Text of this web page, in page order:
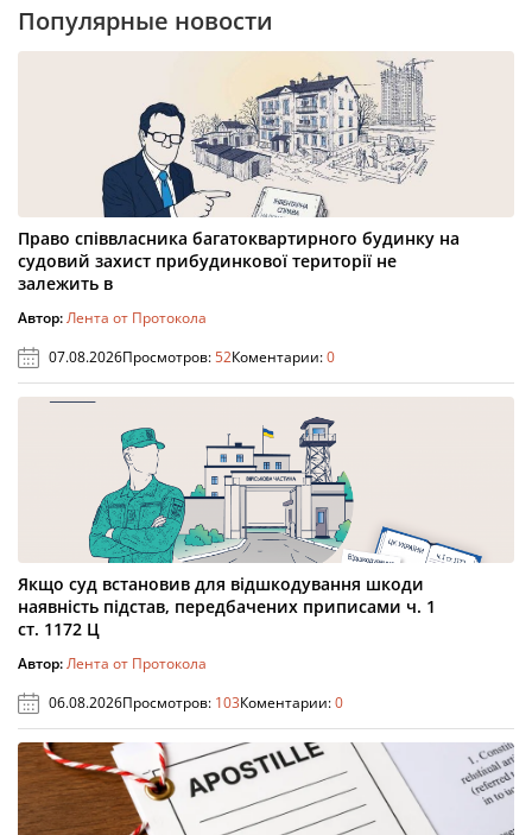
Популярные новости
Право співвласника багатоквартирного будинку на
судовий захист прибудинкової території не
залежить в
Автор:Лента от Протокола
07.08.2026Просмотров:52Коментарии:0
Якщо суд встановив для відшкодування шкоди
наявність підстав, передбачених приписами ч. 1
ст. 1172 Ц
Автор:Лента от Протокола
06.08.2026Просмотров: 103Коментарии:0